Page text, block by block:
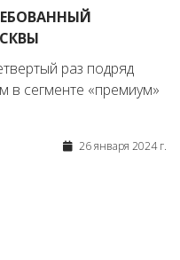
раз подряд
в сегменте «премиум»
26 января 2024 г.